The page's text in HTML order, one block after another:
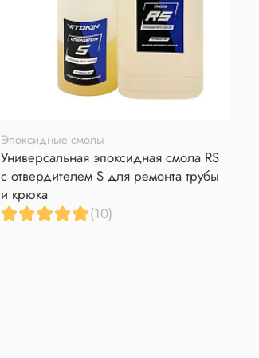
Эпоксидные смолы
Универсальная эпоксидная смола RS
с отвердителем S для ремонта трубы
и крюка
(10)